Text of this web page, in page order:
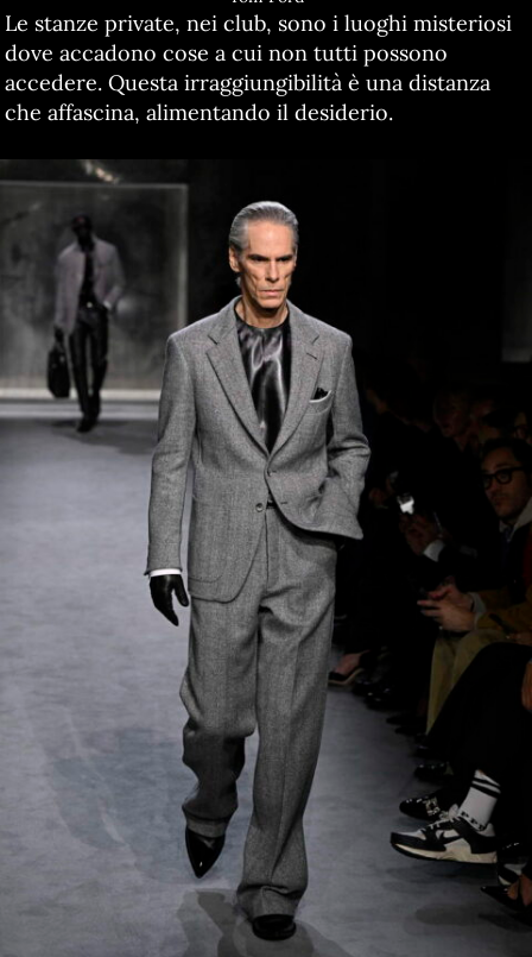
Le stanze private, nei club, sono i luoghi misteriosi
dove accadono cose a cui non tutti possono
accedere. Questa irraggiungibilità è una distanza
che affascina, alimentando il desiderio.